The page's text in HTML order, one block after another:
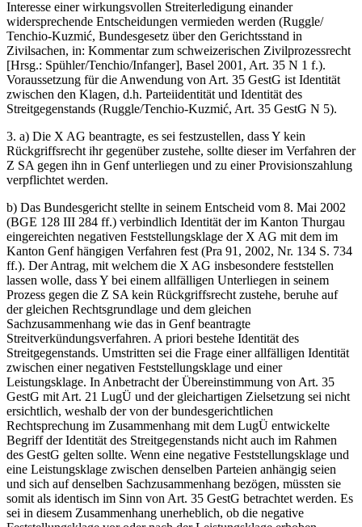
Interesse einer wirkungsvollen Streiterledigung einander
widersprechende Entscheidungen vermieden werden (Ruggle/
Tenchio-Kuzmić, Bundesgesetz über den Gerichtsstand in
Zivilsachen, in: Kommentar zum schweizerischen Zivilprozessrecht
[Hrsg.: Spühler/Tenchio/Infanger], Basel 2001, Art. 35 N 1 f.).
Voraussetzung für die Anwendung von Art. 35 GestG ist Identität
zwischen den Klagen, d.h. Parteiidentität und Identität des
Streitgegenstands (Ruggle/Tenchio-Kuzmić, Art. 35 GestG N 5).
3. a) Die X AG beantragte, es sei festzustellen, dass Y kein
Rückgriffsrecht ihr gegenüber zustehe, sollte dieser im Verfahren der
Z SA gegen ihn in Genf unterliegen und zu einer Provisionszahlung
verpflichtet werden.
b) Das Bundesgericht stellte in seinem Entscheid vom 8. Mai 2002
(BGE 128 III 284 ff.) verbindlich Identität der im Kanton Thurgau
eingereichten negativen Feststellungsklage der X AG mit dem im
Kanton Genf hängigen Verfahren fest (Pra 91, 2002, Nr. 134 S. 734
ff.). Der Antrag, mit welchem die X AG insbesondere feststellen
lassen wolle, dass Y bei einem allfälligen Unterliegen in seinem
Prozess gegen die Z SA kein Rückgriffsrecht zustehe, beruhe auf
der gleichen Rechtsgrundlage und dem gleichen
Sachzusammenhang wie das in Genf beantragte
Streitverkündungsverfahren. A priori bestehe Identität des
Streitgegenstands. Umstritten sei die Frage einer allfälligen Identität
zwischen einer negativen Feststellungsklage und einer
Leistungsklage. In Anbetracht der Übereinstimmung von Art. 35
GestG mit Art. 21 LugÜ und der gleichartigen Zielsetzung sei nicht
ersichtlich, weshalb der von der bundesgerichtlichen
Rechtsprechung im Zusammenhang mit dem LugÜ entwickelte
Begriff der Identität des Streitgegenstands nicht auch im Rahmen
des GestG gelten sollte. Wenn eine negative Feststellungsklage und
eine Leistungsklage zwischen denselben Parteien anhängig seien
und sich auf denselben Sachzusammenhang bezögen, müssten sie
somit als identisch im Sinn von Art. 35 GestG betrachtet werden. Es
sei in diesem Zusammenhang unerheblich, ob die negative